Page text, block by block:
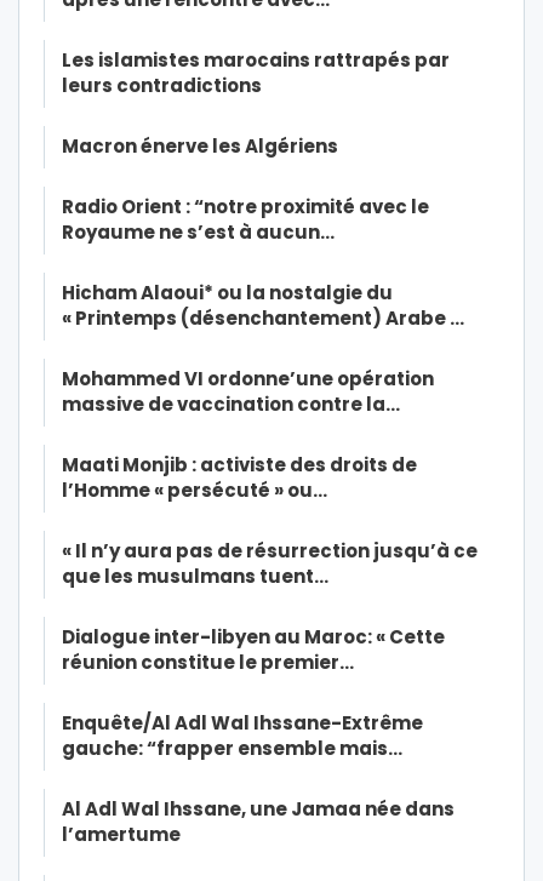
Les islamistes marocains rattrapés par
leurs contradictions
Macron énerve les Algériens
Radio Orient : “notre proximité avec le
Royaume ne s’est à aucun…
Hicham Alaoui* ou la nostalgie du
« Printemps (désenchantement) Arabe …
Mohammed VI ordonne’une opération
massive de vaccination contre la…
Maati Monjib : activiste des droits de
l’Homme « persécuté » ou…
« Il n’y aura pas de résurrection jusqu’à ce
que les musulmans tuent…
Dialogue inter-libyen au Maroc: « Cette
réunion constitue le premier…
Enquête/Al Adl Wal Ihssane-Extrême
gauche: “frapper ensemble mais…
Al Adl Wal Ihssane, une Jamaa née dans
l’amertume